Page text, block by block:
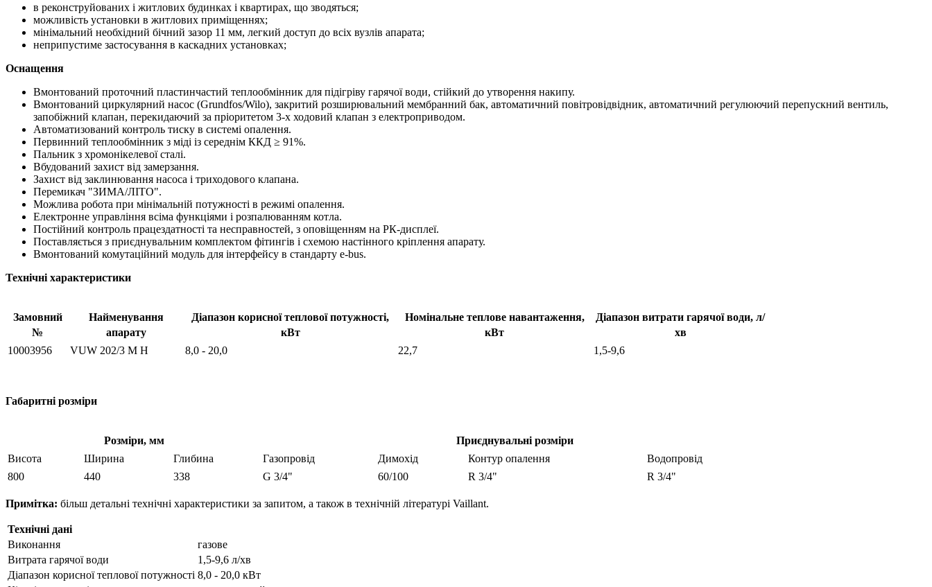
в реконструйованих і житлових будинках і квартирах, що зводяться;
можливість установки в житлових приміщеннях;
мінімальний необхідний бічний зазор 11 мм, легкий доступ до всіх вузлів апарата;
неприпустиме застосування в каскадних установках;
Оснащення
Вмонтований проточний пластинчастий теплообмінник для підігріву гарячої води, стійкий до утворення накипу.
Вмонтований циркулярний насос (Grundfos/Wilo), закритий розширювальний мембранний бак, автоматичний повітровідвідник, автоматичний регулюючий перепускний вентиль,
запобіжний клапан, перекидаючий за пріоритетом 3-х ходовий клапан з електроприводом.
Автоматизований контроль тиску в системі опалення.
Первинний теплообмінник з міді із середнім ККД ≥ 91%.
Пальник з хромонікелевої сталі.
Вбудований захист від замерзання.
Захист від заклинювання насоса і триходового клапана.
Перемикач "ЗИМА/ЛІТО".
Можлива робота при мінімальній потужності в режимі опалення.
Електронне управління всіма функціями і розпалюванням котла.
Постійний контроль працездатності та несправностей, з оповіщенням на РК-дисплеї.
Поставляється з приєднувальним комплектом фітингів і схемою настінного кріплення апарату.
Вмонтований комутаційний модуль для інтерфейсу в стандарту e-bus.
Технічні характеристики
Замовний
№
Найменування
апарату
Діапазон корисної теплової потужності,
кВт
Номінальне теплове навантаження,
кВт
Діапазон витрати гарячої води, л/
хв
10003956
VUW 202/3 M H 8,0 - 20,0 22,7 1,5-9,6
Габаритні розміри
Розміри, мм
Приєднувальні розміри
Висота
Ширина Глибина Газопровід Димохід Контур опалення
Водопровід
800
440 338 G 3/4" 60/100 R 3/4" R 3/4"
Примітка: більш детальні технічні характеристики за запитом, а також в технічній літературі Vaillant.
Технічні дані
Виконання
газове
Витрата гарячої води
1,5-9,6 л/хв
Діапазон корисної теплової потужності 8,0 - 20,0 кВт